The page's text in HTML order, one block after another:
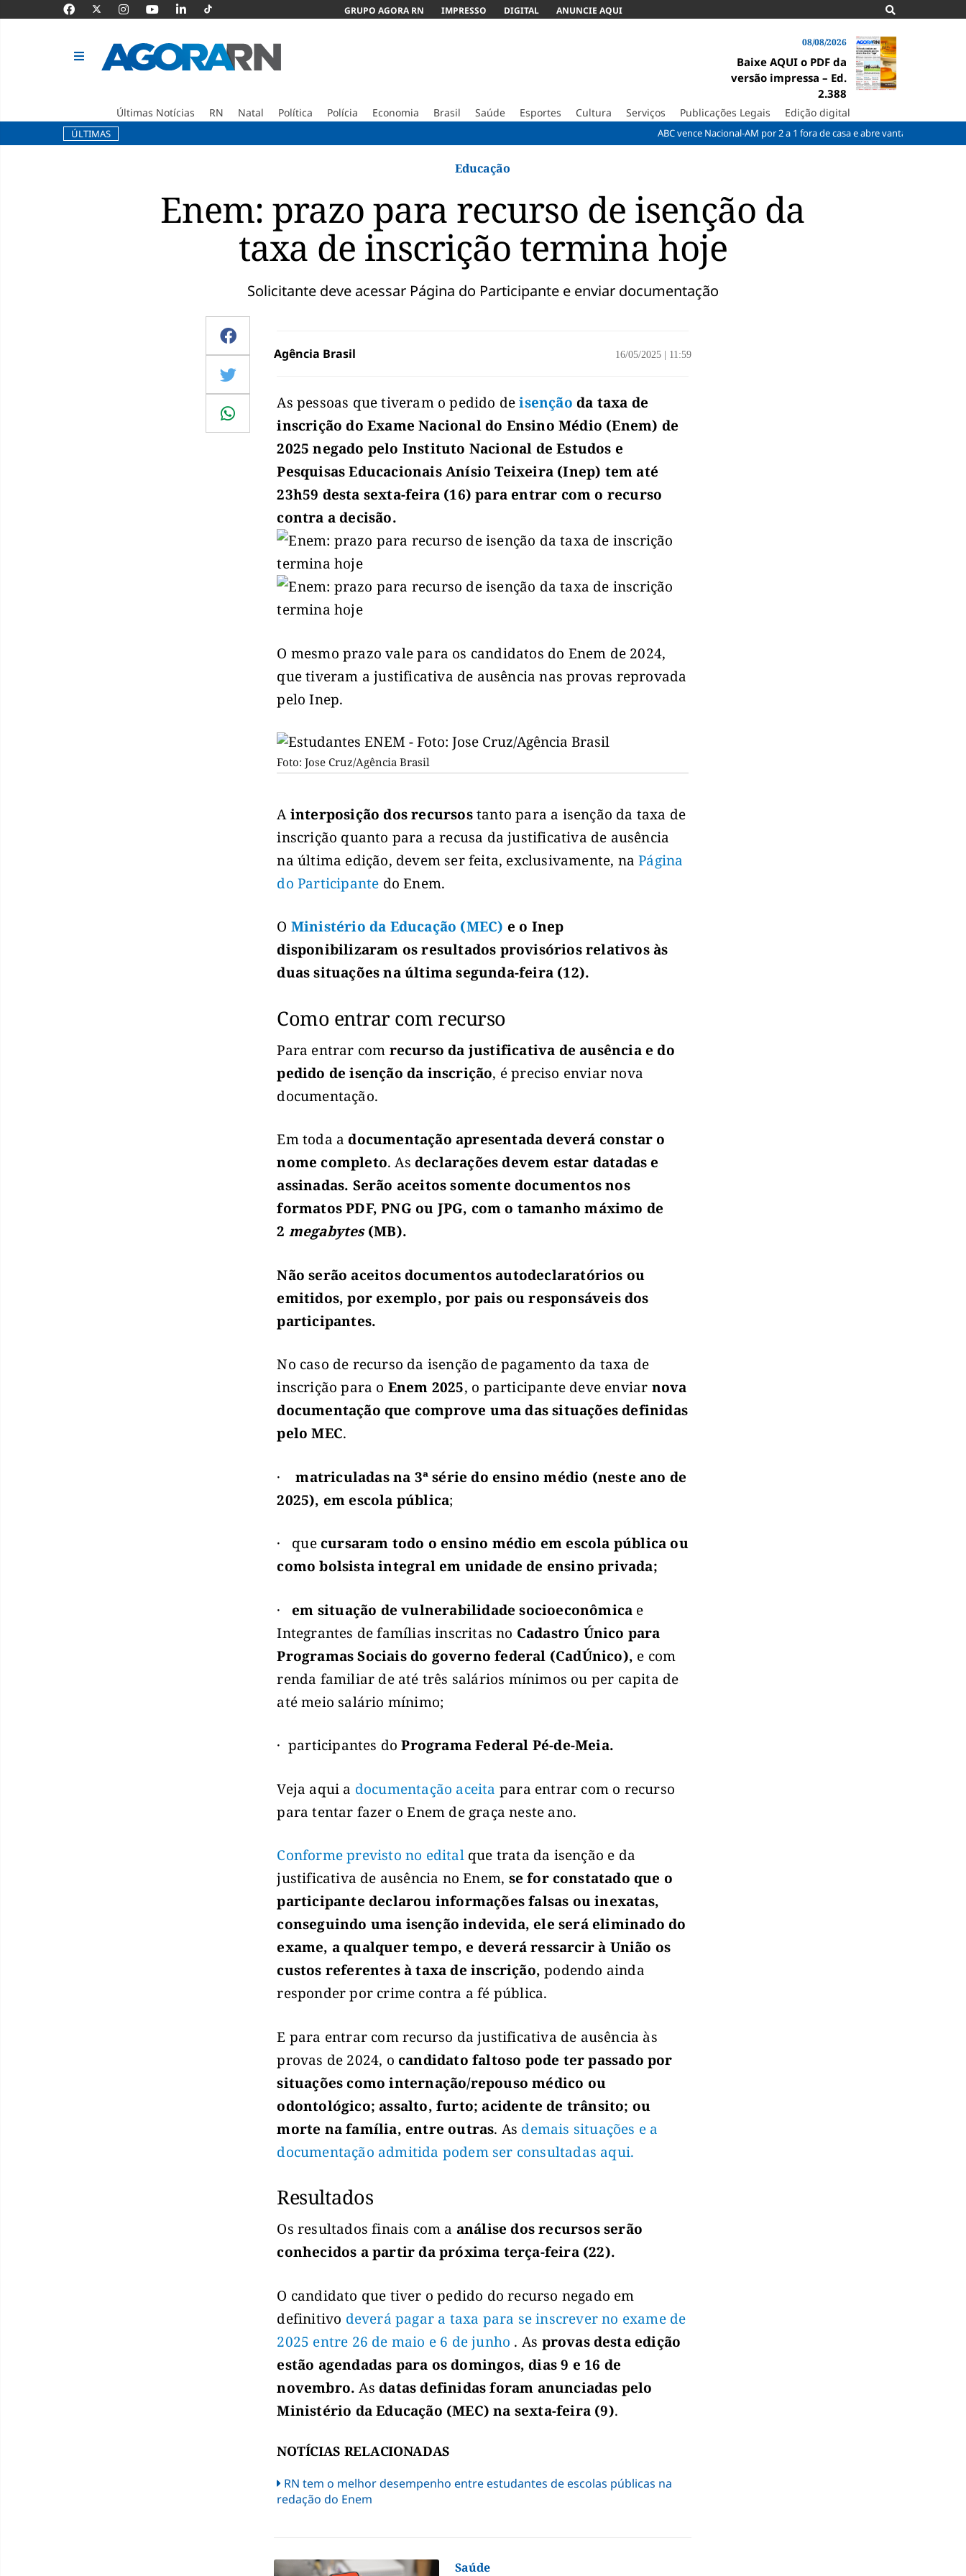
GRUPO AGORA RN IMPRESSO DIGITAL ANUNCIE AQUI
08/08/2026
Baixe AQUI o PDF da
versão impressa – Ed.
2.388
Últimas Notícias RN Natal Política Polícia Economia Brasil Saúde Esportes Cultura Serviços Publicações Legais Edição digital
ÚLTIMAS ABC vence Nacional-AM por 2 a 1 fora de casa e abre vantagem nas quartas
Educação
Enem: prazo para recurso de isenção da
taxa de inscrição termina hoje
Solicitante deve acessar Página do Participante e enviar documentação
Agência Brasil 16/05/2025 11:59
As pessoas que tiveram o pedido deisenção da taxa de
inscrição do Exame Nacional do Ensino Médio (Enem) de
2025 negado pelo Instituto Nacional de Estudos e
Pesquisas Educacionais Anísio Teixeira (Inep) tem até
23h59 desta sexta-feira (16) para entrar com o recurso
contra a decisão.
O mesmo prazo vale para os candidatos do Enem de 2024,
que tiveram a justificativa de ausência nas provas reprovada
pelo Inep.
Foto: Jose Cruz/Agência Brasil
Ainterposição dos recursostanto para a isenção da taxa de
inscrição quanto para a recusa da justificativa de ausência
na última edição, devem ser feita, exclusivamente, naPágina
do Participante do Enem.
O Ministério da Educação (MEC) e o Inep
disponibilizaram os resultados provisórios relativos às
duas situações na última segunda-feira (12).
Como entrar com recurso
Para entrar com recurso da justificativa de ausência e do
pedido de isenção da inscrição, é preciso enviar nova
documentação.
Em toda adocumentação apresentada deverá constar o
nome completo. Asdeclarações devem estar datadas e
assinadas. Serão aceitos somente documentos nos
formatos PDF, PNG ou JPG, com o tamanho máximo de
2 megabytes(MB).
Não serão aceitos documentos autodeclaratórios ou
emitidos, por exemplo, por pais ou responsáveis dos
participantes.
No caso de recurso da isenção de pagamento da taxa de
inscrição para o Enem 2025, o participante deve enviar nova
documentação que comprove uma das situações definidas
pelo MEC.
·matriculadas na 3ª série do ensino médio (neste ano de
2025), em escola pública;
· que cursaram todo o ensino médio em escola pública ou
como bolsista integral em unidade de ensino privada;
· em situação de vulnerabilidade socioeconômica e
Integrantes de famílias inscritas no Cadastro Único para
Programas Sociais do governo federal (CadÚnico), e com
renda familiar de até três salários mínimos ou per capita de
até meio salário mínimo;
· participantes doPrograma Federal Pé-de-Meia.
Veja aqui a documentação aceita para entrar com o recurso
para tentar fazer o Enem de graça neste ano.
Conforme previsto no editalque trata da isenção e da
justificativa de ausência no Enem, se for constatado que o
participante declarou informações falsas ou inexatas,
conseguindo uma isenção indevida, ele será eliminado do
exame, a qualquer tempo, e deverá ressarcir à União os
custos referentes à taxa de inscrição, podendo ainda
responder por crime contra a fé pública.
E para entrar com recurso da justificativa de ausência às
provas de 2024, o candidato faltoso pode ter passado por
situações como internação/repouso médico ou
odontológico; assalto, furto; acidente de trânsito; ou
morte na família, entre outras. As demais situações e a
documentação admitida podem ser consultadas aqui.
Resultados
Os resultados finais com a análise dos recursos serão
conhecidos a partir da próxima terça-feira (22).
O candidato que tiver o pedido do recurso negado em
definitivo deverá pagar a taxa para se inscrever no exame de
2025 entre 26 de maio e 6 de junho . As provas desta edição
estão agendadas para os domingos, dias 9 e 16 de
novembro. Asdatas definidas foram anunciadas pelo
Ministério da Educação (MEC) na sexta-feira (9).
NOTÍCIAS RELACIONADAS
RN tem o melhor desempenho entre estudantes de escolas públicas na
redação do Enem
Saúde